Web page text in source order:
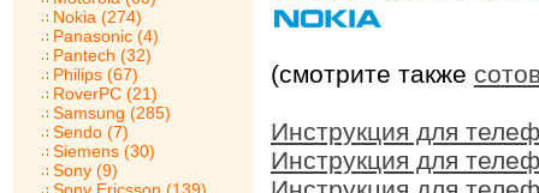
Nokia (274)
Panasonic (4)
Pantech (32)
Philips (67)
RoverPC (21)
Samsung (285)
Sendo (7)
Siemens (30)
Sony (9)
(смотрите также
Инструкция для
Инструкция для